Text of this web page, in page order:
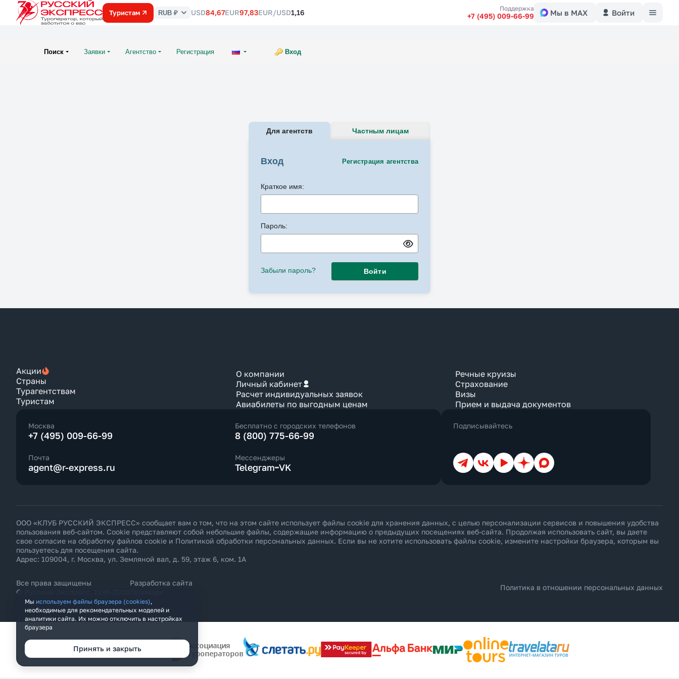
Туристам
Курс
RUB ₽ USD84,67EUR97,83EUR/USD1,16 Поддержка
+7 (495) 009-66-99 Мы в MAX Войти
Поиск Заявки Агентство Регистрация Вход
Для агентств Частным лицам
Вход Регистрация агентства
Краткое имя:
Пароль:
Забыли пароль? Войти
Акции
Страны
Турагентствам
Туристам
О компании
Личный кабинет
Расчет индивидуальных заявок
Авиабилеты по выгодным ценам
Речные круизы
Страхование
Визы
Прием и выдача документов
Москва
+7 (495) 009-66-99
Бесплатно с городских телефонов
8 (800) 775-66-99
Почта
agent@r-express.ru
Мессенджеры
Telegram VK
Подписывайтесь
ТелеграмВКонтакте
YouTubeДзен Max
ООО «КЛУБ РУССКИЙ ЭКСПРЕСС» сообщает вам о том, что на этом сайте использует файлы cookie для хранения данных, с целью персонализации сервисов и повышения удобства
пользования веб-сайтом. Cookie представляют собой небольшие файлы, содержащие информацию о предыдущих посещениях веб-сайта. Продолжая использовать сайт, вы даете
свое согласие на обработку файлов cookie и Политикой обработки персональных данных. Если вы не хотите использовать файлы cookie, измените настройки браузера, которым вы
пользуетесь для посещения сайта.
Адрес: 109004, г. Москва, ул. Земляной вал, д. 59, этаж 6, ком. 1А
Все права защищены
© Русский Экспресс, 1996–2026
Разработка сайта
Политика в отношении персональных данных
Мы используем файлы браузера (cookies),
необходимые для рекомендательных моделей и
аналитики сайта. Их можно отключить в настройках
браузера
Принять и закрыть